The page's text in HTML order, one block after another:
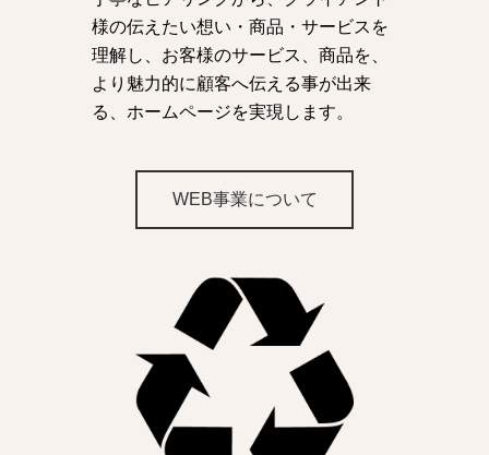
様の伝えたい想い・商品・サービスを
理解し、お客様のサービス、商品を、
より魅力的に顧客へ伝える事が出来
る、ホームページを実現します。
WEB事業について